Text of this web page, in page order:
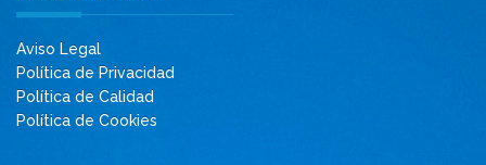
Aviso Legal
Política de Privacidad
Política de Calidad
Política de Cookies